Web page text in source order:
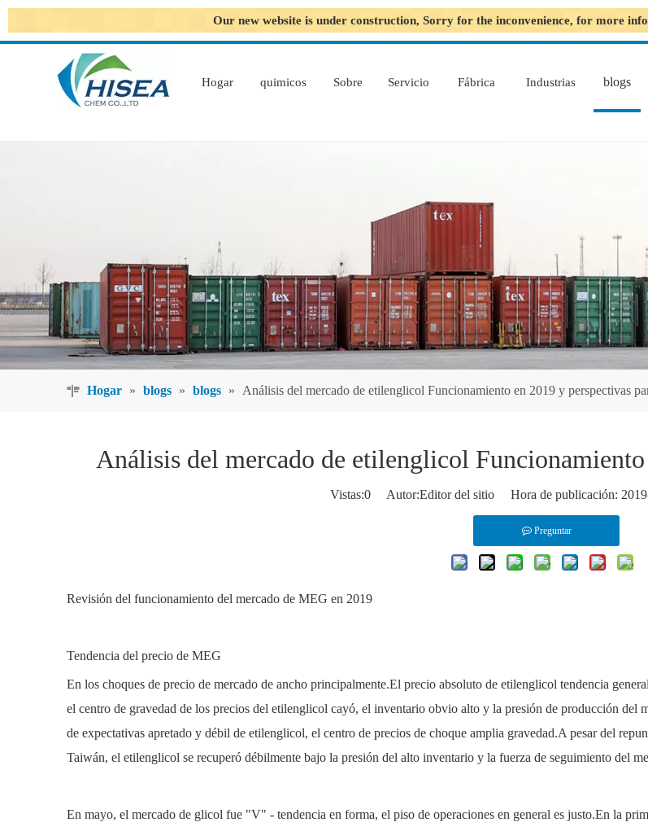
Our new website is under construction, Sorry for the inconvenience, for more
Hogar quimicos Sobre Servicio Fábrica Industrias blogs
Hogar » blogs » blogs » Análisis del mercado de etilenglicol Funcionamiento en 2019 y perspectivas
Análisis del mercado de etilenglicol
Vistas:0Autor:Editor del sitio Hora de publicación:
Preguntar
Revisión del funcionamiento del mercado de MEG en 2019
Tendencia del precio de MEG
En los choques de precio de mercado de ancho principalmente.El precio absoluto de etilenglicol tendencia
el centro de gravedad de los precios del etilenglicol cayó, el inventario obvio alto y la presión de producción del
de expectativas apretado y débil de etilenglicol, el centro de precios de choque amplia gravedad.A pesar del
Taiwán, el etilenglicol se recuperó débilmente bajo la presión del alto inventario y la fuerza de seguimiento del
En mayo, el mercado de glicol fue "V" - tendencia en forma, el piso de operaciones en general es justo.En la